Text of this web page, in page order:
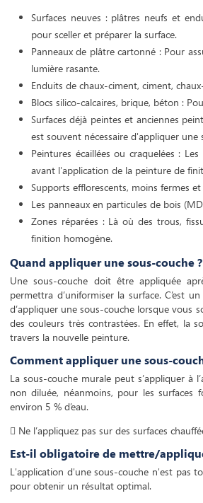
Surfaces neuves : plâtres neufs et
pour sceller et préparer la surface.
Panneaux de plâtre cartonné : Pour
lumière rasante.
Enduits de chaux-ciment, ciment,
Blocs silico-calcaires, brique, béton :
Surfaces déjà peintes et anciennes
est souvent nécessaire d'appliquer
Peintures écaillées ou craquelées :
avant l'application de la peinture de
Supports efflorescents, moins fermes
Les panneaux en particules de bois
Zones réparées : Là où des trous,
finition homogène.
Quand appliquer une sous-couche ?
Une sous-couche doit être appliquée
permettra d’uniformiser la surface. C’est
d’appliquer une sous-couche lorsque vous
des couleurs très contrastées. En effet, la
travers la nouvelle peinture.
Comment appliquer une sous-
La sous-couche murale peut s’appliquer à
non diluée, néanmoins, pour les
environ 5 % d’eau.
 Ne l’appliquez pas sur des surfaces
Est-il obligatoire de mettre/
L'application d'une sous-couche n'est pas
pour obtenir un résultat optimal.